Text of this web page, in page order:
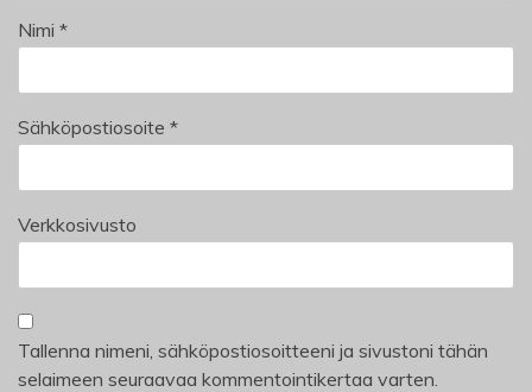
Nimi *
Sähköpostiosoite *
Verkkosivusto
Tallenna nimeni, sähköpostiosoitteeni ja sivustoni tähän
selaimeen seuraavaa kommentointikertaa varten.